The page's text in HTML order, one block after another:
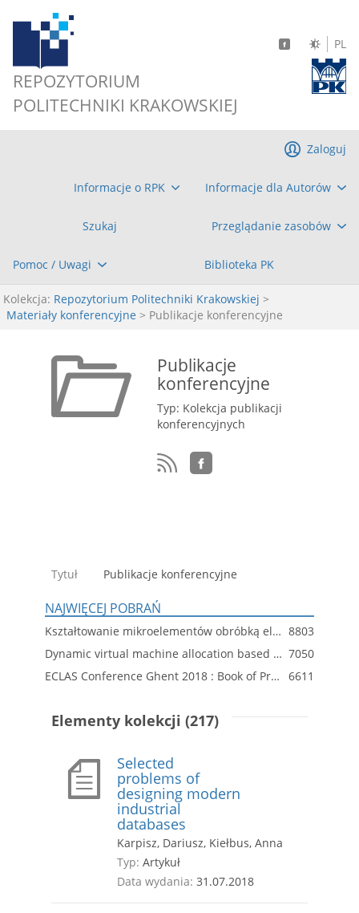
REPOZYTORIUM
POLITECHNIKI KRAKOWSKIEJ
PL
Informacje o RPK Informacje dla Autorów
Szukaj Przeglądanie zasobów
Pomoc / Uwagi Biblioteka PK
Zaloguj
Kolekcja: Repozytorium Politechniki Krakowskiej >
Materiały konferencyjne > Publikacje konferencyjne
Publikacje
konferencyjne
Typ: Kolekcja publikacji
konferencyjnych
Tytuł Publikacje konferencyjne
NAJWIĘCEJ POBRAŃ
Kształtowanie mikroelementów obróbką elektrochemiczną i elektroerozyjną 8803
Dynamic virtual machine allocation based on adaptive genetic algorithm 7050
ECLAS Conference Ghent 2018 : Book of Proceeding
6611
Elementy kolekcji (217)
Selected
problems of
designing modern
industrial
databases
Karpisz, Dariusz, Kiełbus, Anna
Typ: Artykuł
Data wydania: 31.07.2018